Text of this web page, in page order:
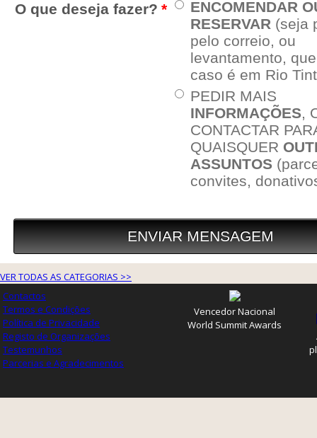
VER TODAS AS CATEGORIAS >>
Contactos
Termos e Condições
Política de Privacidade
Registo de Organizações
Testemunhos
Parcerias e Agradecimentos
Vencedor Nacional
World Summit Awards